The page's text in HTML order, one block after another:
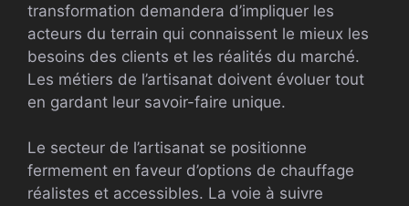
transformation demandera d’impliquer les
acteurs du terrain qui connaissent le mieux les
besoins des clients et les réalités du marché.
Les métiers de l’artisanat doivent évoluer tout
en gardant leur savoir-faire unique.
Le secteur de l’artisanat se positionne
fermement en faveur d’options de chauffage
réalistes et accessibles. La voie à suivre